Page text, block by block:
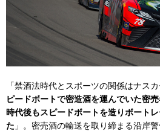
「禁酒法時代とスポーツの関係はナス
ピードボートで密造酒を運んでいた密
時代後もスピードボートを造りボート
た 」。密売酒の輸送を取り締まる沿岸